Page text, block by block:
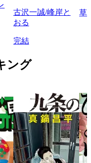
古沢一誠/峰岸と
おる
完結
草
ング